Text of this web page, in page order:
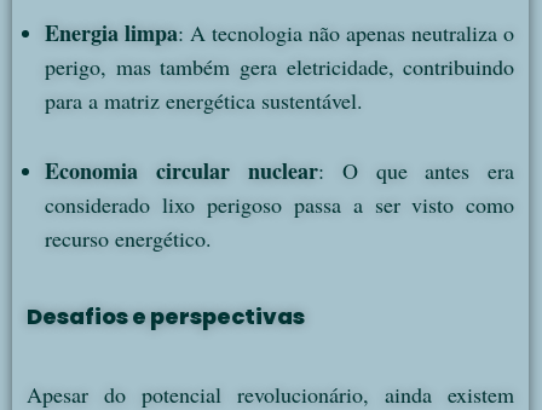
Energia limpa: A tecnologia não apenas neutraliza o
perigo, mas também gera eletricidade, contribuindo
para a matriz energética sustentável.
Economia circular nuclear: O que antes era
considerado lixo perigoso passa a ser visto como
recurso energético.
Desafios e perspectivas
Apesar do potencial revolucionário, ainda existem